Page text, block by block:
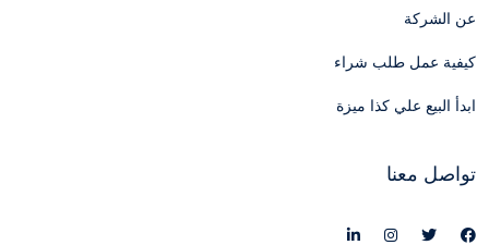
عن الشركة
كيفية عمل طلب شراء
ابدأ البيع علي كذا ميزة
تواصل معنا